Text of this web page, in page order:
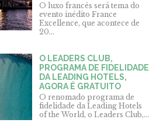
O luxo francês será tema do
evento inédito France
Excellence, que acontece de
20...
O LEADERS CLUB,
PROGRAMA DE FIDELIDADE
DA LEADING HOTELS,
AGORA É GRATUITO
O renomado programa de
fidelidade da Leading Hotels
of the World, o Leaders Club,...